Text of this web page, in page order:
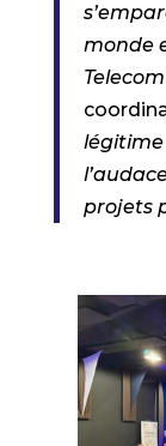
monde
projets